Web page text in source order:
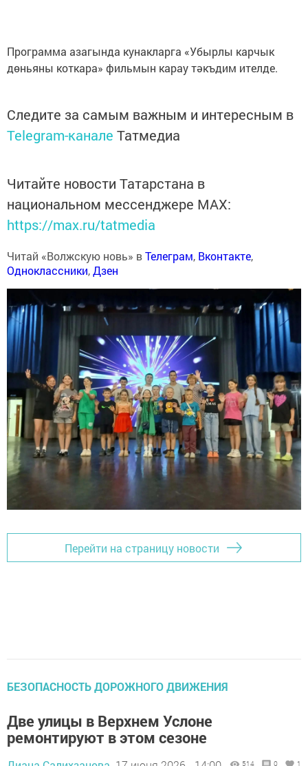
Программа азагында кунакларга «Убырлы карчык
дөньяны коткара» фильмын карау тәкъдим ителде.
Следите за самым важным и интересным в
Telegram-канале Татмедиа
Читайте новости Татарстана в
национальном мессенджере MАХ:
https://max.ru/tatmedia
Читай «Волжскую новь» вТелеграм, Вконтакте,
Одноклассники,Дзен
Перейти на страницу новости
БЕЗОПАСНОСТЬ ДОРОЖНОГО ДВИЖЕНИЯ
Две улицы в Верхнем Услоне
ремонтируют в этом сезоне
514 0 1